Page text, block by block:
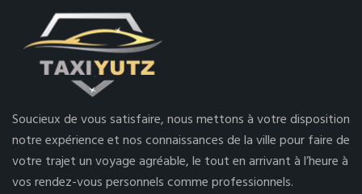
Soucieux de vous satisfaire, nous mettons à votre disposition
notre expérience et nos connaissances de la ville pour faire de
votre trajet un voyage agréable, le tout en arrivant à l’heure à
vos rendez-vous personnels comme professionnels.